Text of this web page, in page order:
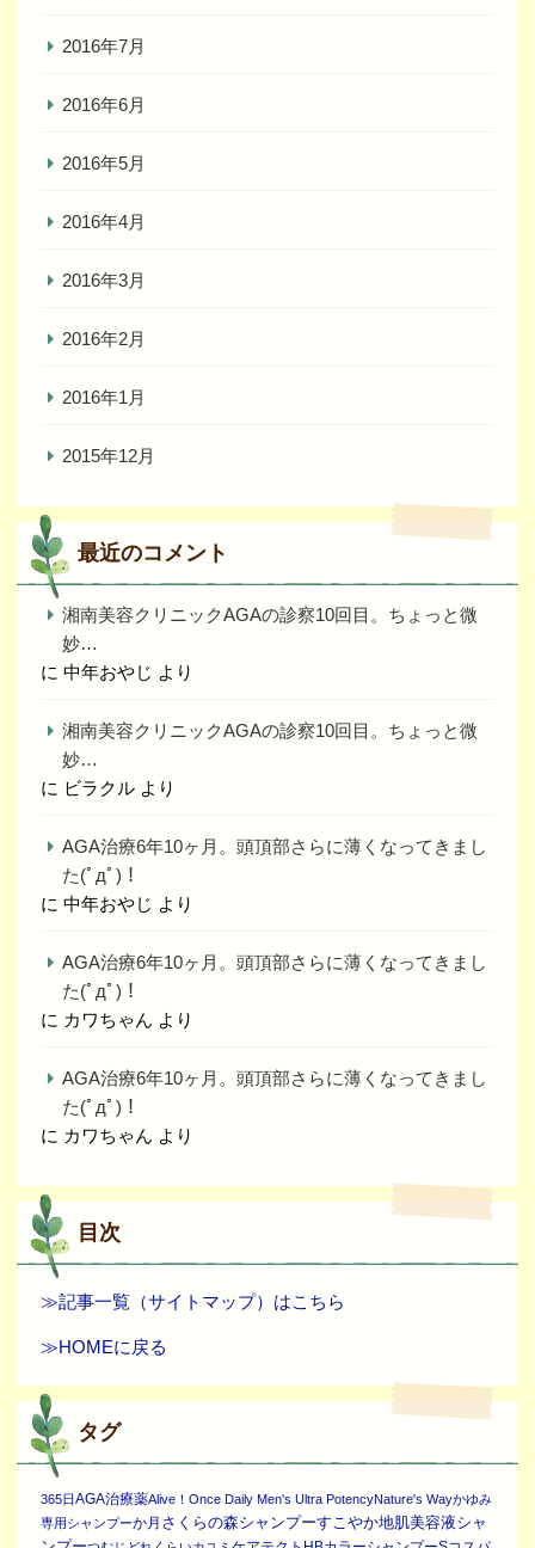
2016年7月
2016年6月
2016年5月
2016年4月
2016年3月
2016年2月
2016年1月
2015年12月
最近のコメント
湘南美容クリニックAGAの診察10回目。ちょっと微
妙…
に 中年おやじ より
湘南美容クリニックAGAの診察10回目。ちょっと微
妙…
に ビラクル より
AGA治療6年10ヶ月。頭頂部さらに薄くなってきまし
た(ﾟдﾟ)！
に 中年おやじ より
AGA治療6年10ヶ月。頭頂部さらに薄くなってきまし
た(ﾟдﾟ)！
に カワちゃん より
AGA治療6年10ヶ月。頭頂部さらに薄くなってきまし
た(ﾟдﾟ)！
に カワちゃん より
目次
≫記事一覧（サイトマップ）はこちら
≫HOMEに戻る
タグ
365日AGA治療薬Alive！Once Daily Men's Ultra PotencyNature's Wayかゆみ
専用シャンプーか月 さくらの森シャンプーすこやか地肌美容液シャ